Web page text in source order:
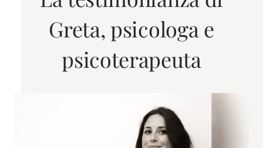
Greta, psicologa e
psicoterapeuta